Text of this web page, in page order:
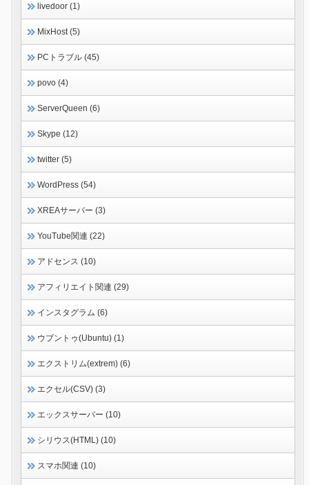
livedoor (1)
MixHost (5)
PCトラブル (45)
povo (4)
ServerQueen (6)
Skype (12)
twitter (5)
WordPress (54)
XREAサーバー (3)
YouTube関連 (22)
アドセンス (10)
アフィリエイト関連 (29)
インスタグラム (6)
ウブントゥ(Ubuntu) (1)
エクストリム(extrem) (6)
エクセル(CSV) (3)
エックスサーバー (10)
シリウス(HTML) (10)
スマホ関連 (10)